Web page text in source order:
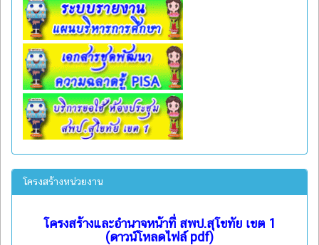
โครงสร้างหน่วยงาน
โครงสร้างและอำนาจหน้าที่ สพป.สุโขทัย เขต 1
(ดาวน์โหลดไฟล์ pdf)